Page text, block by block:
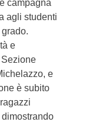
campagna
agli studenti
e
e
è subito